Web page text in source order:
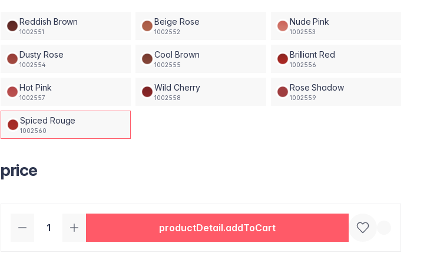
Reddish Brown
1002551
Beige Rose
1002552
Nude Pink
1002553
Dusty Rose
1002554
Cool Brown
1002555
Brilliant Red
1002556
Hot Pink
1002557
Wild Cherry
1002558
Rose Shadow
1002559
Spiced Rouge
1002560
price
productDetail.addToCart